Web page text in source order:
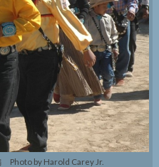
Photo by Harold Carey Jr.